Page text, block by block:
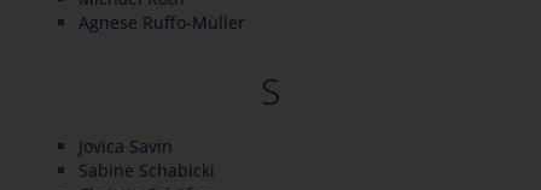
Agnese Ruffo-Müller
S
Jovica Savin
Sabine Schabicki